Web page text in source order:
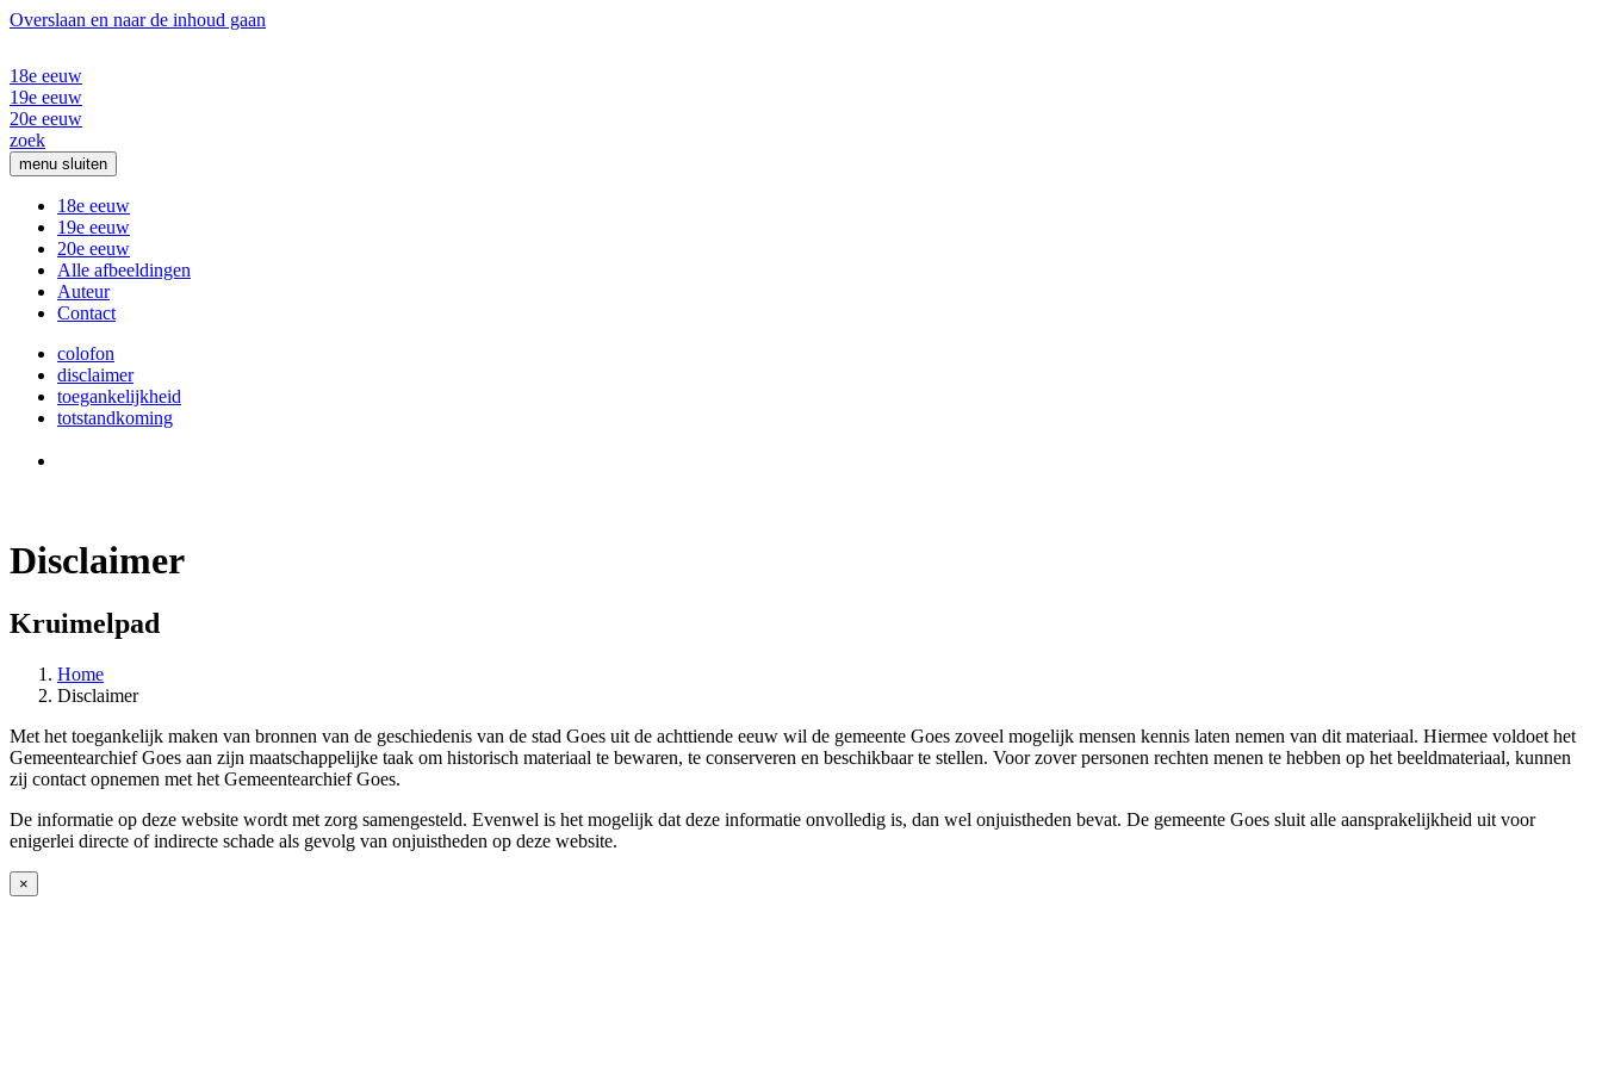
Overslaan en naar de inhoud gaan
18e eeuw
19e eeuw
20e eeuw
zoek
menu sluiten
18e eeuw
19e eeuw
20e eeuw
Alle afbeeldingen
Auteur
Contact
colofon
disclaimer
toegankelijkheid
totstandkoming
Disclaimer
Kruimelpad
Home
Disclaimer
Met het toegankelijk maken van bronnen van de geschiedenis van de stad Goes uit de achttiende eeuw wil de gemeente Goes zoveel mogelijk mensen kennis laten nemen van dit materiaal. Hiermee voldoet het
Gemeentearchief Goes aan zijn maatschappelijke taak om historisch materiaal te bewaren, te conserveren en beschikbaar te stellen. Voor zover personen rechten menen te hebben op het beeldmateriaal, kunnen
zij contact opnemen met het Gemeentearchief Goes.
De informatie op deze website wordt met zorg samengesteld. Evenwel is het mogelijk dat deze informatie onvolledig is, dan wel onjuistheden bevat. De gemeente Goes sluit alle aansprakelijkheid uit voor
enigerlei directe of indirecte schade als gevolg van onjuistheden op deze website.
×